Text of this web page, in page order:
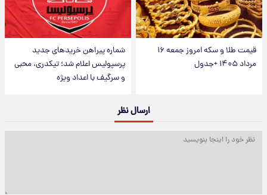
قیمت طلا و سکه امروز جمعه ۱۶
مرداد ۱۴۰۵ +جدول
شماره پیراهن خریدهای جدید
پرسپولیس اعلام شد؛ تیکدری، محبی
و سرگیف با اعداد ویژه
ارسال نظر